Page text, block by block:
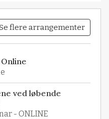
flere arrangementer
ved løbende
- ONLINE